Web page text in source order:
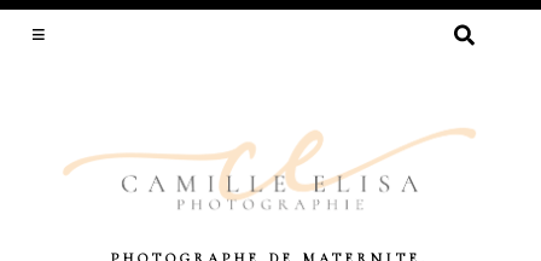
RECHERCHER :